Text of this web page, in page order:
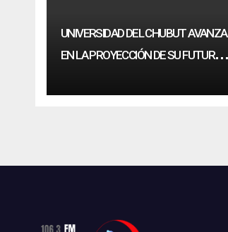
UNIVERSIDAD DEL CHUBUT AVANZA
EN LA PROYECCIÓN DE SU FUTURA